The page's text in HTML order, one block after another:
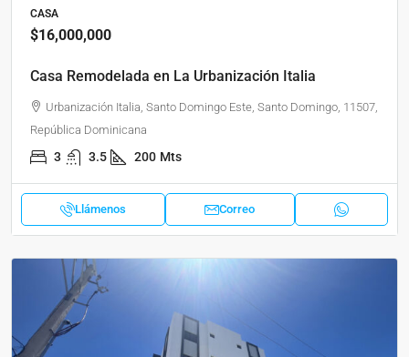
CASA
$16,000,000
Casa Remodelada en La Urbanización Italia
Urbanización Italia, Santo Domingo Este, Santo Domingo, 11507,
República Dominicana
3 3.5 200 Mts
Llámenos Correo